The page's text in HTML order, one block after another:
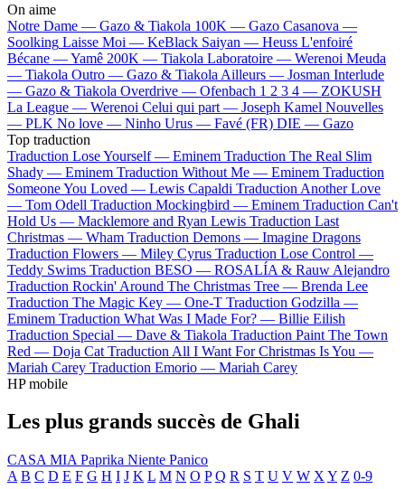
On aime
Notre Dame — Gazo & Tiakola 100K — Gazo Casanova —
Soolking Laisse Moi — KeBlack Saiyan — Heuss L'enfoiré
Bécane —Yamê 200K — Tiakola Laboratoire — Werenoi Meuda
— Tiakola Outro — Gazo & Tiakola Ailleurs — Josman Interlude
— Gazo & Tiakola Overdrive — Ofenbach 1 2 3 4 — ZOKUSH
La League — Werenoi Celui qui part — Joseph Kamel Nouvelles
— PLK No love — Ninho Urus — Favé (FR) DIE — Gazo
Top traduction
Traduction Lose Yourself — Eminem Traduction The Real Slim
Shady — Eminem Traduction Without Me — Eminem Traduction
Someone You Loved — Lewis Capaldi Traduction Another Love
— Tom Odell Traduction Mockingbird — Eminem Traduction Can't
Hold Us — Macklemore and Ryan Lewis Traduction Last
Christmas — Wham Traduction Demons — Imagine Dragons
Traduction Flowers — Miley Cyrus Traduction Lose Control —
Teddy Swims Traduction BESO — ROSALÍA & Rauw Alejandro
Traduction Rockin' Around The Christmas Tree — Brenda Lee
Traduction The Magic Key — One-T Traduction Godzilla —
Eminem Traduction What Was I Made For? — Billie Eilish
Traduction Special — Dave & Tiakola Traduction Paint The Town
Red — Doja Cat Traduction All I Want For Christmas Is You —
Mariah Carey Traduction Emorio — Mariah Carey
HP mobile
Les plus grands succès de Ghali
CASA MIA Paprika Niente Panico
A B C D E F G H I J K L M N O P Q R S T U V W X Y Z 0-9